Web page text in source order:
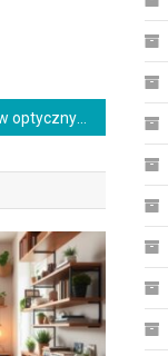
Typowe błędy w optycznych trikach: jak je rozpoznać i poprawić dla lepszego komfortu widzenia